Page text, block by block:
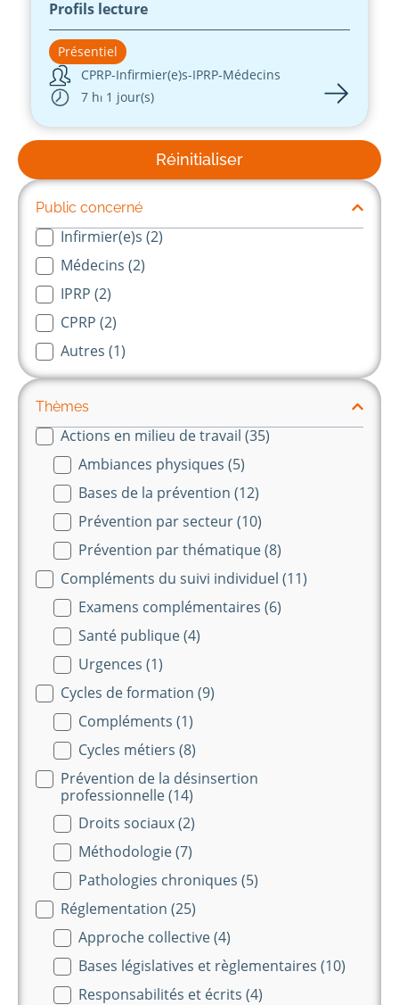
Réinitialiser
Public concerné
Public concernés-long
Infirmier(e)s (2)
Médecins (2)
IPRP (2)
CPRP (2)
Autres (1)
Thèmes
Themes-long
Actions en milieu de travail (35)
Ambiances physiques (5)
Bases de la prévention (12)
Prévention par secteur(10)
Prévention par thématique(8)
Compléments du suivi individuel (11)
Examens complémentaires (6)
Santé publique(4)
Urgences (1)
Cycles de formation (9)
Compléments (1)
Cycles métiers (8)
Prévention de la désinsertion
professionnelle(14)
Droits sociaux(2)
Méthodologie(7)
Pathologies chroniques (5)
Réglementation (25)
Approche collective(4)
Bases législatives et règlementaires (10)
Responsabilités et écrits (4)
Profils lecture
Présentiel
CPRP-Infirmier(e)s-IPRP-Médecins
7 h⏐ 1 jour(s)